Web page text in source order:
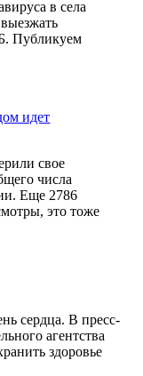
в села
Публикуем
идет
свое
числа
Еще 2786
это тоже
сердца. В пресс-
агентства
здоровье